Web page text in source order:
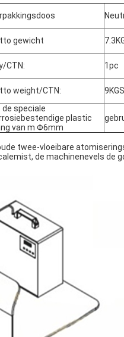
gewicht
CTN: 1pc
weight/CTN: 9KGS
de speciale
plastic
van m Φ6mm
twee-vloeibare
de machinenevels de